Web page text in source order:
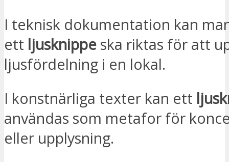
I teknisk dokumentation kan
ett ljusknippe ska riktas för att
ljusfördelning i en lokal.
I konstnärliga texter kan ett
användas som metafor för
eller upplysning.